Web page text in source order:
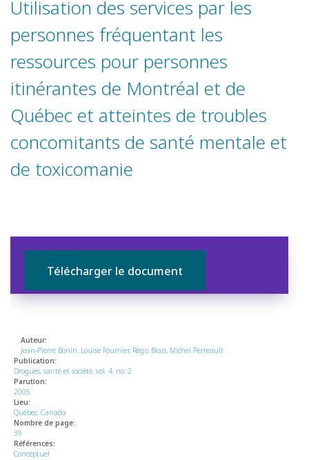
Utilisation des services par les
personnes fréquentant les
ressources pour personnes
itinérantes de Montréal et de
Québec et atteintes de troubles
concomitants de santé mentale et
de toxicomanie
Télécharger le document
Auteur:
Jean-Pierre Bonin, Louise Fournier, Régis Blais, Michel Perreault
Publication:
Drogues, santé et société, vol. 4, no. 2
Parution:
2005
Lieu:
Québec, Canada
Nombre de page:
39
Références:
Conceptuel